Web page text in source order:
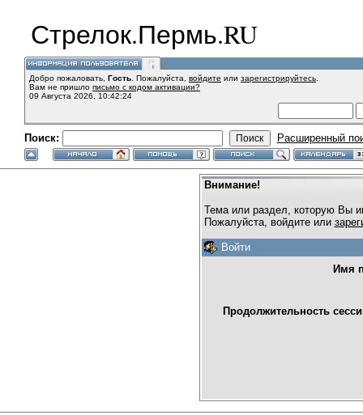
Стрелок.Пермь.RU
Добро пожаловать, Гость . Пожалуйста, войдите или зарегистрируйтесь
Вам не пришло письмо с кодом активации?
09 Августа 2026, 10:42:24
Поиск: Расширенный
Внимание!
Тема или раздел, которую Вы
Пожалуйста, войдите или
Войти
Имя
Продолжительность